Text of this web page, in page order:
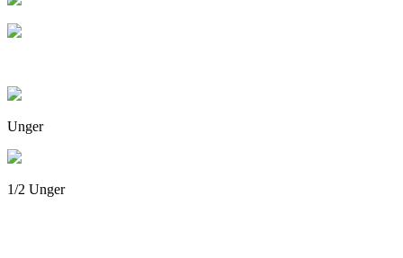
Unger
1/2 Unger